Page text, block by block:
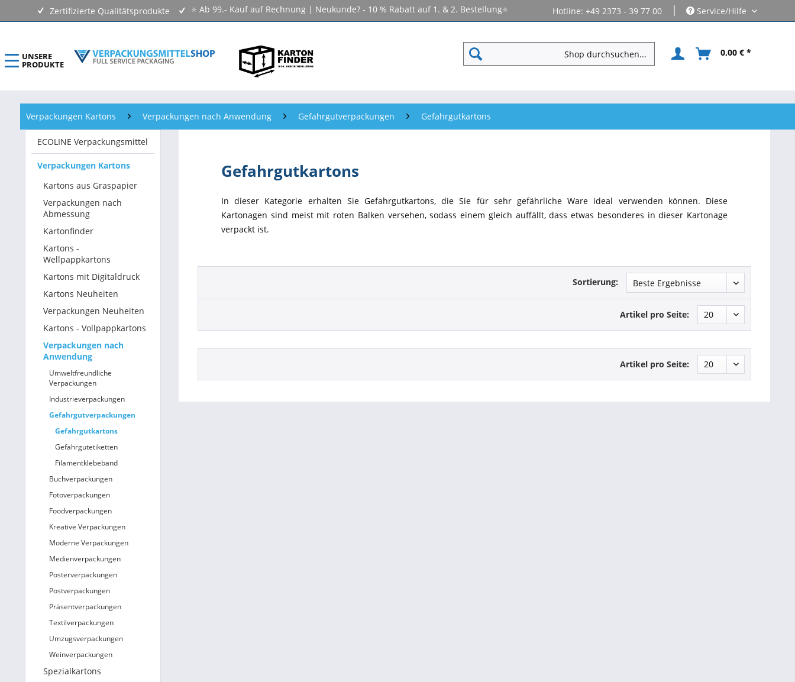
Zertifizierte Qualitätsprodukte ⭐ Ab 99.- Kauf auf Rechnung | Neukunde? - 10 % Rabatt auf 1. & 2. Bestellung⭐ Hotline: +49 2373 - 39 77 00 | Service/Hilfe
UNSERE
PRODUKTE
0,00 € *
ECOLINE Verpackungsmittel
Verpackungen Kartons
Versandtaschen & Luftpolstertaschen
Klebebänder & Verschlussmittel
Kennzeichnungsmittel & Etiketten
Beutel & Folien
Verpackungsmaterial & Verpackungsmittel
Betriebsausstattung & Lagerausstattung
Tragetaschen & Geschenkverpackungen
Bürobedarf
SALE %
Verpackungen Kartons Verpackungen nach Anwendung Gefahrgutverpackungen Gefahrgutkartons
ECOLINE Verpackungsmittel
Verpackungen Kartons
Kartons aus Graspapier
Verpackungen nach
Abmessung
Kartonfinder
Kartons -
Wellpappkartons
Kartons mit Digitaldruck
Kartons Neuheiten
Verpackungen Neuheiten
Kartons - Vollpappkartons
Verpackungen nach
Anwendung
Umweltfreundliche
Verpackungen
Industrieverpackungen
Gefahrgutverpackungen
Gefahrgutkartons
Gefahrgutetiketten
Filamentklebeband
Buchverpackungen
Fotoverpackungen
Foodverpackungen
Kreative Verpackungen
Moderne Verpackungen
Medienverpackungen
Posterverpackungen
Postverpackungen
Präsentverpackungen
Textilverpackungen
Umzugsverpackungen
Weinverpackungen
Spezialkartons
Gefahrgutkartons
In dieser Kategorie erhalten Sie Gefahrgutkartons, die Sie für sehr gefährliche Ware ideal verwenden können. Diese
Kartonagen sind meist mit roten Balken versehen, sodass einem gleich auffällt, dass etwas besonderes in dieser Kartonage
verpackt ist.
Sortierung:
Artikel pro Seite:
Artikel pro Seite: